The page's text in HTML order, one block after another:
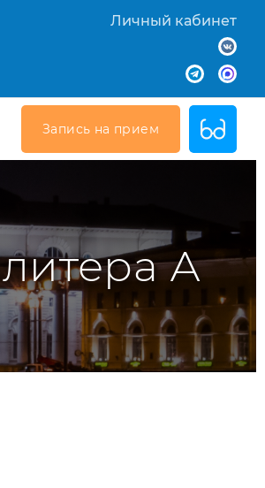
Личный кабинет
Запись на прием
А